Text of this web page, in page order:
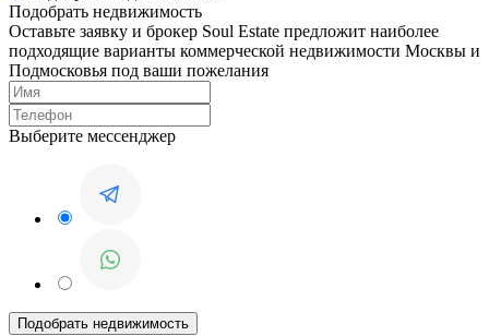
Подобрать недвижимость
Оставьте заявку и брокер Soul Estate предложит наиболее
подходящие варианты коммерческой недвижимости Москвы и
Подмосковья под ваши пожелания
Выберите мессенджер